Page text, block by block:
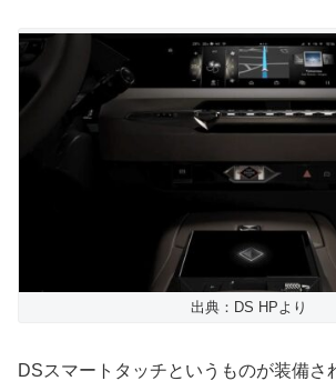
出典：DS HPより
DSスマートタッチというものが装備さ